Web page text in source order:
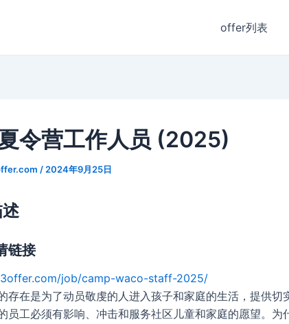
offer列表
令营工作人员 (2025)
/ 2024年9月25日
链接
job/camp-waco-staff-2025/
存在是为了动员敬虔的人进入孩子和家庭的生活，提供切
员工必须有影响、冲击和服务社区儿童和家庭的愿望。为